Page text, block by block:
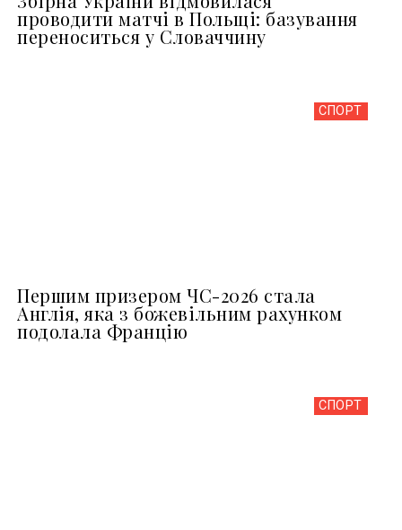
проводити матчі в Польщі: базування
переноситься у Словаччину
СПОРТ
Першим призером ЧС-2026 стала
Англія, яка з божевільним рахунком
подолала Францію
СПОРТ